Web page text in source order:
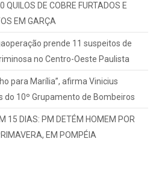
QUILOS DE COBRE FURTADOS E
EM GARÇA
prende 11 suspeitos de
no Centro-Oeste Paulista
para Marília”, afirma Vinicius
do 10º Grupamento de Bombeiros
15 DIAS: PM DETÉM HOMEM POR
EM POMPÉIA